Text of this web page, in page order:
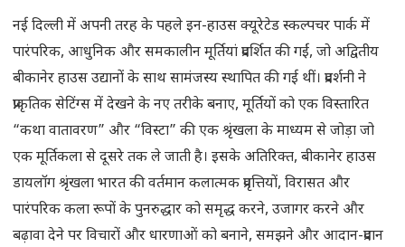
नई दिल्ली में अपनी तरह के पहले इन-हाउस क्यूरेटेड स्कल्पचर पार्क में
पारंपरिक, आधुनिक और समकालीन मूर्तियां प्रदर्शित की गईं, जो अद्वितीय
बीकानेर हाउस उद्यानों के साथ सामंजस्य स्थापित की गई थीं। प्रदर्शनी ने
प्राकृतिक सेटिंग्स में देखने के नए तरीके बनाए, मूर्तियों को एक विस्तारित
“कथा वातावरण” और “विस्टा” की एक श्रृंखला के माध्यम से जोड़ा जो
एक मूर्तिकला से दूसरे तक ले जाती है। इसके अतिरिक्त, बीकानेर हाउस
डायलॉग श्रृंखला भारत की वर्तमान कलात्मक प्रवृत्तियों, विरासत और
पारंपरिक कला रूपों के पुनरुद्धार को समृद्ध करने, उजागर करने और
बढ़ावा देने पर विचारों और धारणाओं को बनाने, समझने और आदान-प्रदान